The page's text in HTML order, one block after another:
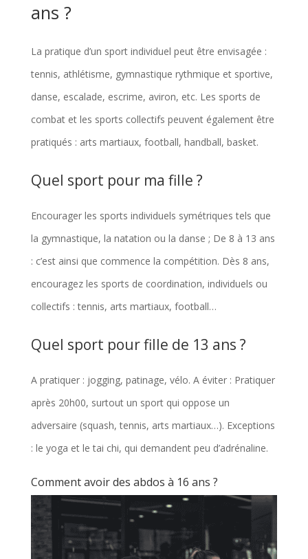
ans ?
La pratique d’un sport individuel peut être envisagée :
tennis, athlétisme, gymnastique rythmique et sportive,
danse, escalade, escrime, aviron, etc. Les sports de
combat et les sports collectifs peuvent également être
pratiqués : arts martiaux, football, handball, basket.
Quel sport pour ma fille ?
Encourager les sports individuels symétriques tels que
la gymnastique, la natation ou la danse ; De 8 à 13 ans
: c’est ainsi que commence la compétition. Dès 8 ans,
encouragez les sports de coordination, individuels ou
collectifs : tennis, arts martiaux, football…
Quel sport pour fille de 13 ans ?
A pratiquer : jogging, patinage, vélo. A éviter : Pratiquer
après 20h00, surtout un sport qui oppose un
adversaire (squash, tennis, arts martiaux…). Exceptions
: le yoga et le tai chi, qui demandent peu d’adrénaline.
Comment avoir des abdos à 16 ans ?